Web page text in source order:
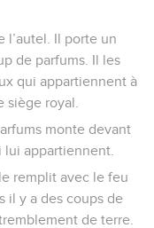
l’autel. Il porte un
de parfums. Il les
qui appartiennent à
siège royal.
monte devant
lui appartiennent.
remplit avec le feu
il y a des coups de
de terre.